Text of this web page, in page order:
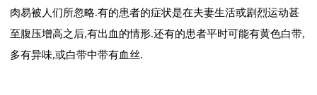
肉易被人们所忽略.有的患者的症状是在夫妻生活或剧烈运动甚
至腹压增高之后,有出血的情形.还有的患者平时可能有黄色白带,
多有异味,或白带中带有血丝.